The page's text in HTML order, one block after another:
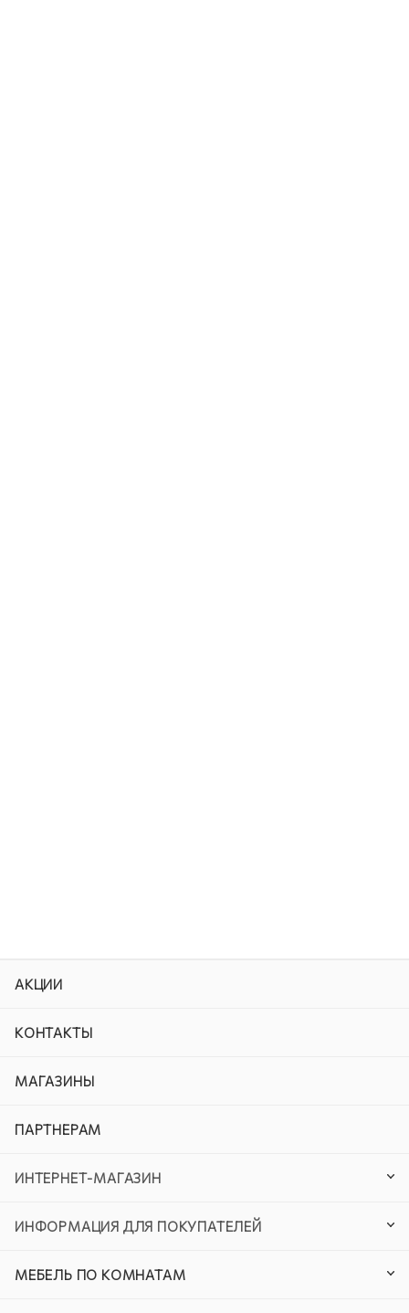
АКЦИИ
КОНТАКТЫ
МАГАЗИНЫ
ПАРТНЕРАМ
ИНТЕРНЕТ-МАГАЗИН
ИНФОРМАЦИЯ ДЛЯ ПОКУПАТЕЛЕЙ
МЕБЕЛЬ ПО КОМНАТАМ